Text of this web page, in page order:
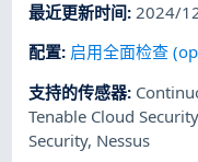
最近更新时间:2024/
配置: 启用全面检查
支持的传感器:
Tenable Cloud Security
Security, Nessus